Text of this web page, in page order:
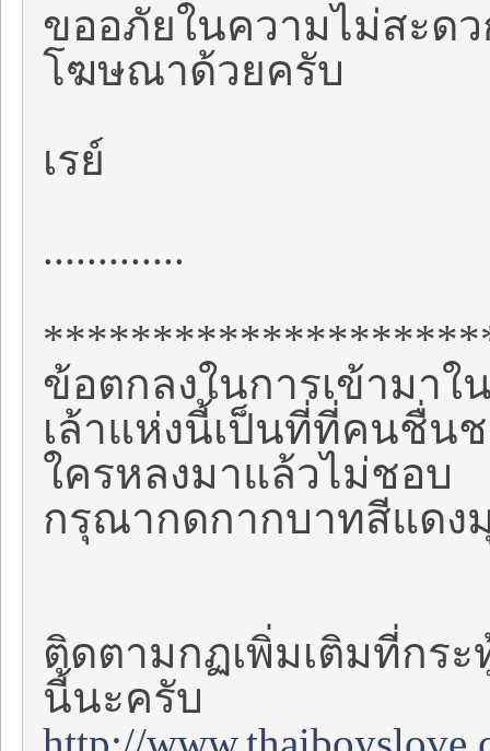
ขออภัยในความไม่สะด
โฆษณาด้วยครับ
เรย์
.............
ข้อตกลงในการเข้ามา
เล้าแห่งนี้เป็นที่ที่คนชื่น
ใครหลงมาแล้วไม่ชอบ
กรุณากดกากบาทสีแดง
ติดตามกฏเพิ่มเติมที่กร
นี้นะครับ